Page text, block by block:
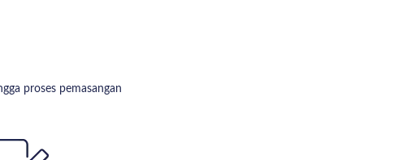
proses pemasangan